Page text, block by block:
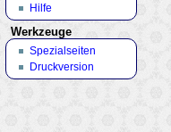
Hilfe
Werkzeuge
Spezialseiten
Druckversion